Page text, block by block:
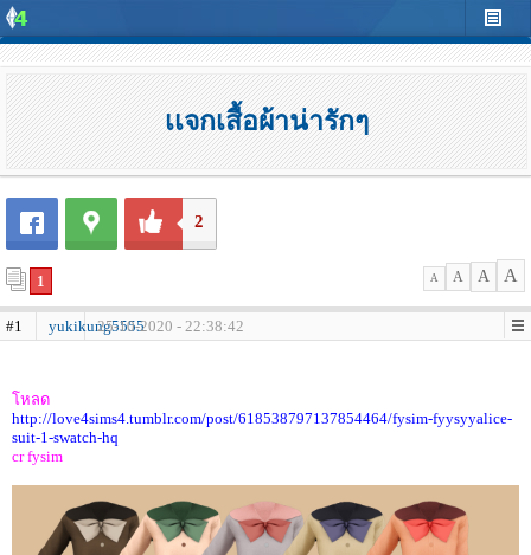
เเจกเสื้อผ้าน่ารักๆ
2
1 A A A A
#1 yukikung555525-10-2020 - 22:38:42
โหลด
http://love4sims4.tumblr.com/post/618538797137854464/fysim-fyysyyalice-
suit-1-swatch-hq
cr fysim